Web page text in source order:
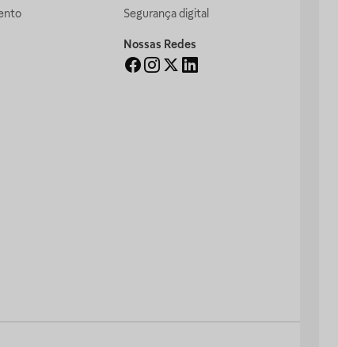
Segurança digital
Nossas Redes